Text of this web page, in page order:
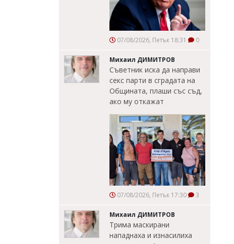
07/08/2026, Петък 18:31 0
Михаил ДИМИТРОВ
Съветник иска да направи
секс парти в сградата на
Общината, плаши със съд,
ако му откажат
07/08/2026, Петък 17:30 3
Михаил ДИМИТРОВ
Трима маскирани
нападнаха и изнасилиха